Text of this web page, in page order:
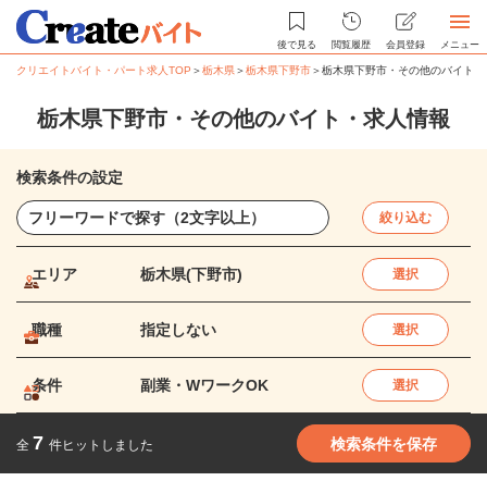
後で見る 閲覧履歴 会員登録 メニュー
クリエイトバイト・パート求人TOP ＞栃木県＞栃木県下野市＞栃木県下野市・その他のバイト
栃木県下野市・その他のバイト・求人情報
検索条件の設定
絞り込む
エリア 栃木県(下野市) 選択
職種 指定しない 選択
条件 副業・WワークOK 選択
全 7 件ヒットしました 検索条件を保存